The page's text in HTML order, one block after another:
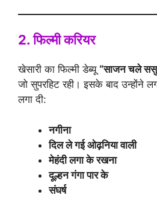
2. फिल्मी करियर
खेसारी का फिल्मी डेब्यू “साजन चले
जो सुपरहिट रही। इसके बाद उन्होंने
लगा दी:
नगीना
दिल ले गई ओढ़निया वाली
मेहंदी लगा के रखना
दूल्हन गंगा पार के
संघर्ष